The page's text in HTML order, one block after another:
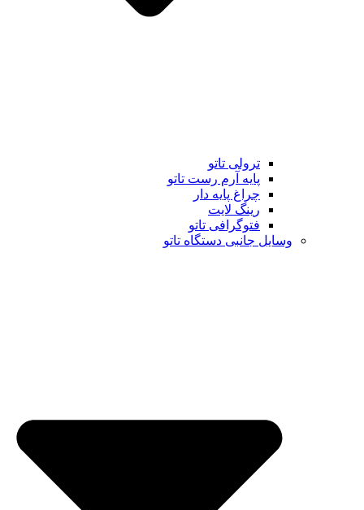
ترولی تاتو
پایه آرم رست تاتو
چراغ پایه دار
رینگ لایت
فتوگرافی تاتو
وسایل جانبی دستگاه تاتو